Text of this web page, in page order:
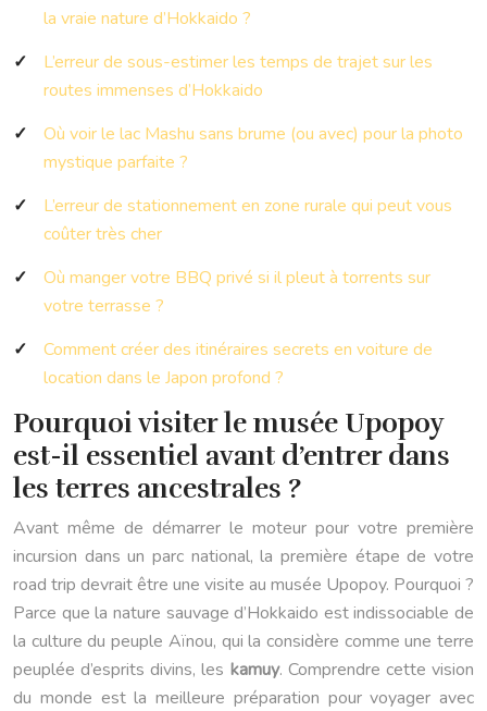
la vraie nature d’Hokkaido ?
L’erreur de sous-estimer les temps de trajet sur les
routes immenses d’Hokkaido
Où voir le lac Mashu sans brume (ou avec) pour la photo
mystique parfaite ?
L’erreur de stationnement en zone rurale qui peut vous
coûter très cher
Où manger votre BBQ privé si il pleut à torrents sur
votre terrasse ?
Comment créer des itinéraires secrets en voiture de
location dans le Japon profond ?
Pourquoi visiter le musée Upopoy
est-il essentiel avant d’entrer dans
les terres ancestrales ?
Avant même de démarrer le moteur pour votre première
incursion dans un parc national, la première étape de votre
road trip devrait être une visite au musée Upopoy. Pourquoi ?
Parce que la nature sauvage d’Hokkaido est indissociable de
la culture du peuple Aïnou, qui la considère comme une terre
peuplée d’esprits divins, les kamuy. Comprendre cette vision
du monde est la meilleure préparation pour voyager avec